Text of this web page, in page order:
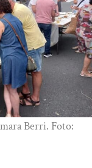
Berri. Foto: